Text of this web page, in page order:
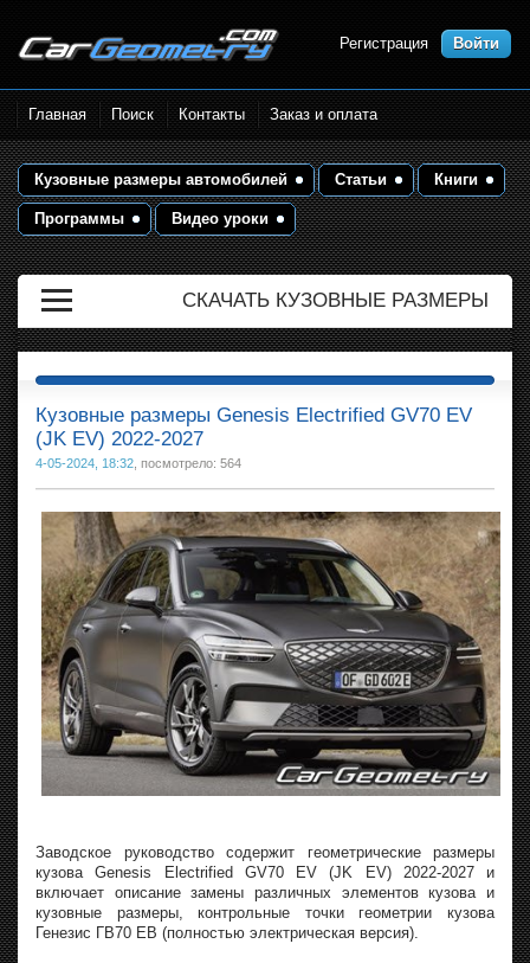
Размеры кузова автомобилей.
Контрольные точки и кузовные
размеры. Геометрия кузова
Регистрация Войти
Главная Поиск Контакты Заказ и оплата
Кузовные размеры автомобилей Статьи Книги
Программы Видео уроки
СКАЧАТЬ КУЗОВНЫЕ РАЗМЕРЫ
Кузовные размеры Genesis Electrified GV70 EV
(JK EV) 2022-2027
4-05-2024, 18:32 , посмотрело: 564
Заводское руководство содержит геометрические размеры
кузова Genesis Electrified GV70 EV (JK EV) 2022-2027 и
включает описание замены различных элементов кузова и
кузовные размеры, контрольные точки геометрии кузова
Генезис ГВ70 ЕВ (полностью электрическая версия).